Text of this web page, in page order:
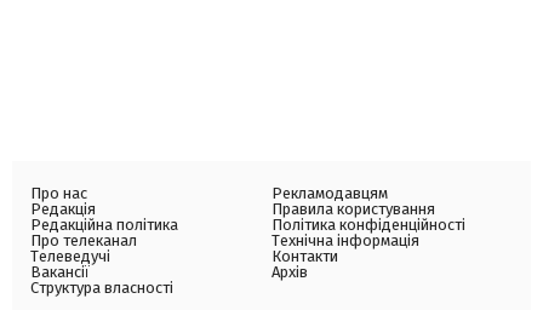
Про нас
Редакція
Редакційна політика
Про телеканал
Телеведучі
Вакансії
Структура власності
Рекламодавцям
Правила користування
Політика конфіденційності
Технічна інформація
Контакти
Архів